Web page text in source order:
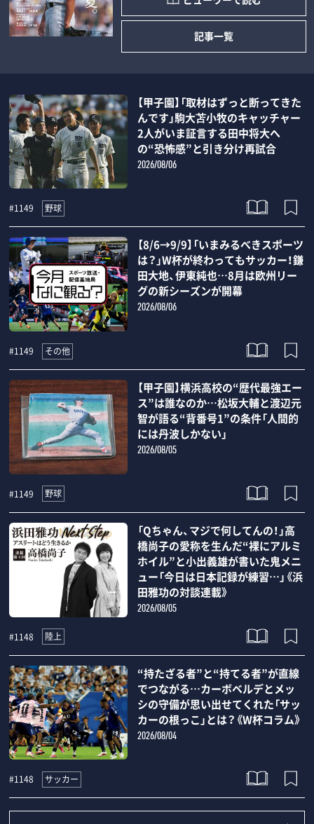
記事一覧
【甲子園】「取材はずっと断ってきた
んです」駒大苫小牧のキャッチャー
2人がいま証言する田中将大へ
の“恐怖感”と引き分け再試合
2026/08/06
#1149 野球
【8/6→9/9】「いまみるべきスポーツ
は？」W杯が終わってもサッカー！鎌
田大地、伊東純也…8月は欧州リー
グの新シーズンが開幕
2026/08/06
#1149 その他
【甲子園】横浜高校の“歴代最強エー
ス”は誰なのか…松坂大輔と渡辺元
智が語る“背番号1”の条件「人間的
には丹波しかない」
2026/08/05
#1149 野球
「Qちゃん、マジで何してんの！」高
橋尚子の愛称を生んだ“裸にアルミ
ホイル”と小出義雄が書いた鬼メニ
ュー「今日は日本記録が練習…」《浜
田雅功の対談連載》
2026/08/05
#1148 陸上
“持たざる者”と“持てる者”が直線
でつながる…カーボベルデとメッ
シの守備が思い出せてくれた「サッ
カーの根っこ」とは？《W杯コラム》
2026/08/04
#1148 サッカー